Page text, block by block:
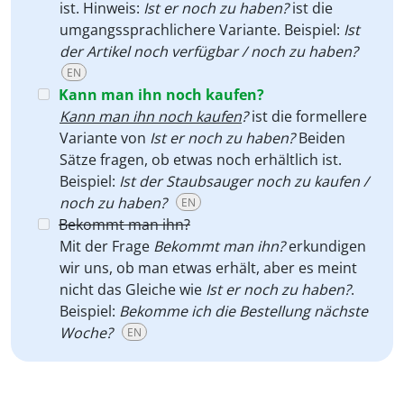
ist. Hinweis: Ist er noch zu haben?ist die
umgangssprachlichere Variante. Beispiel: Ist
der Artikel noch verfügbar / noch zu haben?
EN
Kann man ihn noch kaufen?
Kann man ihn noch kaufen?ist die formellere
Variante von Ist er noch zu haben?Beiden
Sätze fragen, ob etwas noch erhältlich ist.
Beispiel: Ist der Staubsauger noch zu kaufen /
noch zu haben?
EN
Bekommt man ihn?
Mit der Frage Bekommt man ihn?erkundigen
wir uns, ob man etwas erhält, aber es meint
nicht das Gleiche wie Ist er noch zu haben?.
Beispiel: Bekomme ich die Bestellung nächste
Woche?
EN